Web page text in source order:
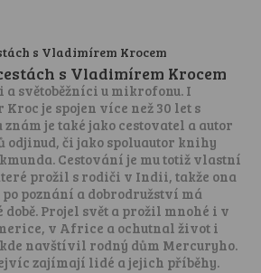
s Vladimírem Krocem
a světoběžníci u mikrofonu. I
je spojen více než 30 let s
znám je také jako cestovatel a autor
odjinud, či jako spoluautor knihy
Cestování je mu totiž vlastní
prožil s rodiči v Indii, takže ona
po poznání a dobrodružství má
době. Projel svět a prožil mnohé i v
v Africe a ochutnal život i
navštívil rodný dům Mercuryho.
zajímají lidé a jejich příběhy.